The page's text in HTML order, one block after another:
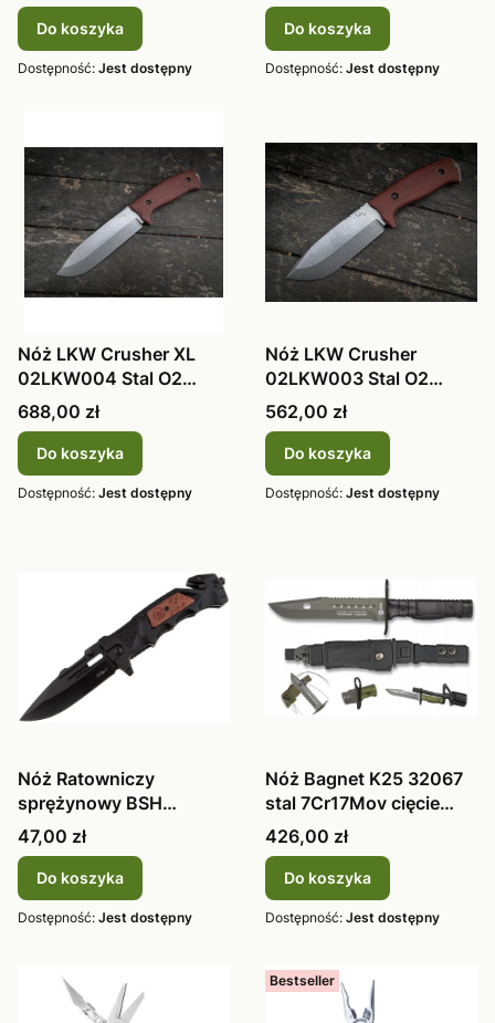
Do koszyka
Dostępność: Jest dostępny
Do koszyka
Dostępność: Jest dostępny
Nóż LKW Crusher XL
02LKW004 Stal O2
Bohler K720
Cena
688,00 zł
Do koszyka
Dostępność: Jest dostępny
Nóż LKW Crusher
02LKW003 Stal O2
Bohler K720 59 HR
Cena
562,00 zł
Do koszyka
Dostępność: Jest dostępny
Nóż Ratowniczy
sprężynowy BSH
Adventure stal nierd
Cena
47,00 zł
Do koszyka
Dostępność: Jest dostępny
Nóż Bagnet K25 32067
stal 7Cr17Mov cięcie
drutu, t
Cena
426,00 zł
Do koszyka
Dostępność: Jest dostępny
Bestseller